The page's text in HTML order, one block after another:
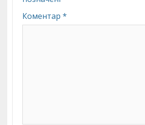
Коментар *